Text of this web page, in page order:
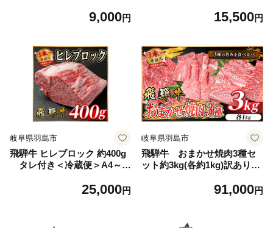
9,000円 15,500円
岐阜県羽島市
飛騨牛 ヒレブロック 約400g
タレ付き＜冷蔵便＞A4～A
25,000円
岐阜県羽島市
飛騨牛 おまかせ焼肉3種セ
ット約3kg(各約1kg)訳あり
91,000円